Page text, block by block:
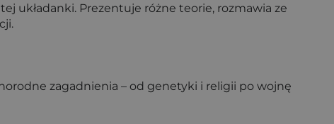
układanki. Prezentuje różne teorie, rozmawia ze
zagadnienia – od genetyki i religii po wojnę